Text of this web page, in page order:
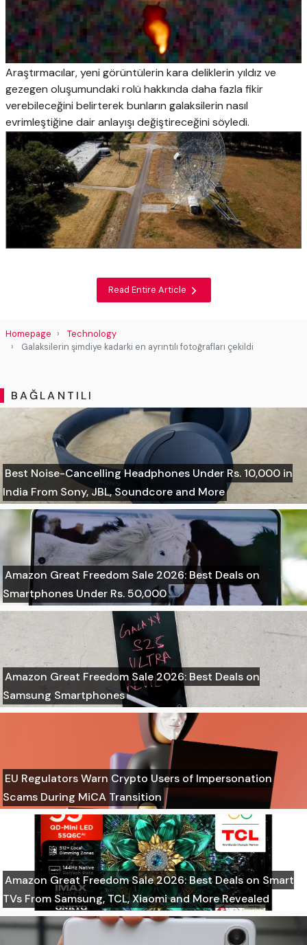
Araştırmacılar, yeni görüntülerin kara deliklerin yıldız ve
gezegen oluşumundaki rolü hakkında daha fazla fikir
verebileceğini belirterek bunların galaksilerin nasıl
evrimleştiğine dair anlayışı değiştireceğini söyledi.
Read Entire Article
Homepage
Technology
Galaksilerin şimdiye kadarki en ayrıntılı fotoğrafları çekildi
BAĞLANTILI
Best Noise-Cancelling Headphones Under Rs. 10,000 in
India From Sony, JBL, Soundcore and More
Amazon Great Freedom Sale 2026: Best Deals on
Smartphones Under Rs. 50,000
Amazon Great Freedom Sale 2026: Best Deals on
Samsung Smartphones
EU Regulators Warn Crypto Users of Impersonation
Scams During MiCA Transition
Amazon Great Freedom Sale 2026: Best Deals on Smart
TVs From Samsung, TCL, Xiaomi and More Revealed